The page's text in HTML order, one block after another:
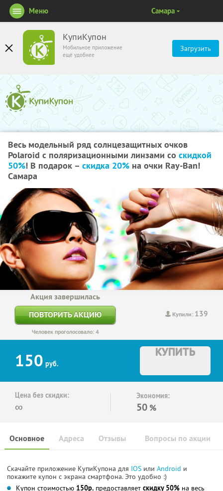
КупиКупон
Мобильное приложение
ещё удобнее
Загрузить
Меню Самара
Весь модельный ряд солнцезащитных очков
Polaroid с поляризационными линзами со скидкой
50%! В подарок – скидка 20% на очки Ray-Ban!
Самара
Купили: 139
Акция завершилась
ПОВТОРИТЬ АКЦИЮ
Человек проголосовало: 4
150 руб.
КУПИТЬ
Цена без скидки:
∞
Экономия:
50 %
Основное Отзывы Вопросы по акции
Адреса
Скачайте приложение КупиКупона для IOS или Android и
покажите купон с экрана смартфона. Это удобно :)
Купон стоимостью 150р. предоставляет скидку 50% на весь